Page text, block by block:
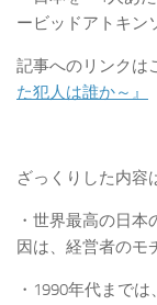
ービッドアトキン
記事へのリンクは
た犯人は誰か～』
ざっくりした内容
・世界最高の日
因は、経営者のモ
・1990年代まで